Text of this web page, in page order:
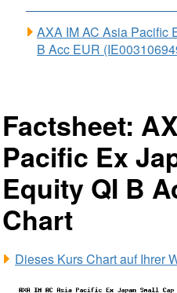
AXA IM AC Asia Pacific
B Acc EUR
Factsheet:
Pacific Ex
Equity QI B
Chart
Dieses Kurs Chart auf Ihrer